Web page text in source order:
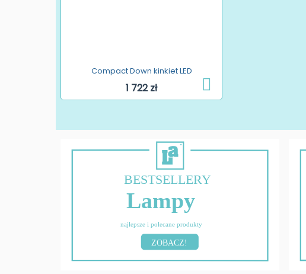
Compact Down kinkiet LED
1 722 zł
BESTSELLERY
Lampy
najlepsze i polecane produkty
ZOBACZ!